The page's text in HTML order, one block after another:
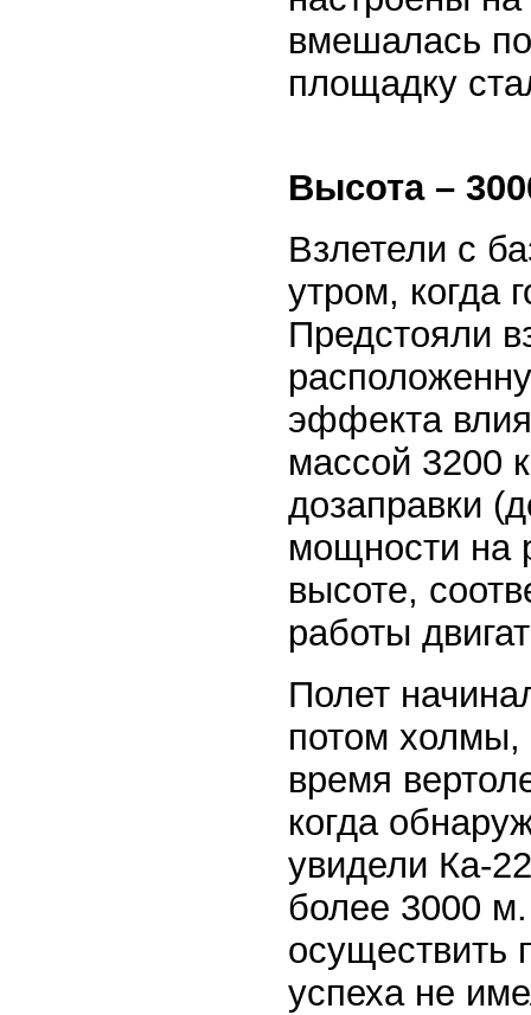
вмешалась
площадку
Высота –
Взлетели с
утром, когда
Предстояли
эффекта
массой 3200
дозаправки
мощности на
высоте,
работы
Полет
потом холмы,
время
когда
увидели Ка-
более 3000
осуществить
успеха не